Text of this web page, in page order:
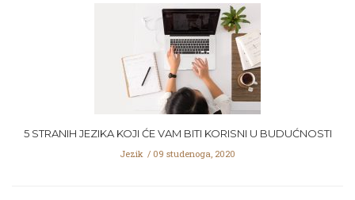
5 STRANIH JEZIKA KOJI ĆE VAM BITI KORISNI U BUDUĆNOSTI
Jezik 09 studenoga, 2020